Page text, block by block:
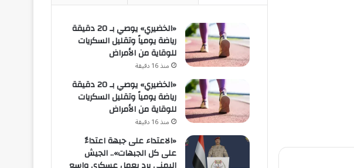
«الخضيري» يوصي بـ 20 دقيقة
رياضة يومياً وتقليل السكريات
للوقاية من الأمراض
منذ 16 دقيقة
«الخضيري» يوصي بـ 20 دقيقة
رياضة يومياً وتقليل السكريات
للوقاية من الأمراض
منذ 16 دقيقة
«الاعتداء على جبهة اعتداءٌ
على كل الجبهات».. الجيش